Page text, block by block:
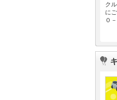
ク
に
０